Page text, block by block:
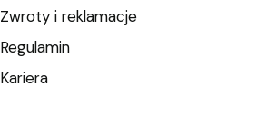
Zwroty i reklamacje
Regulamin
Kariera